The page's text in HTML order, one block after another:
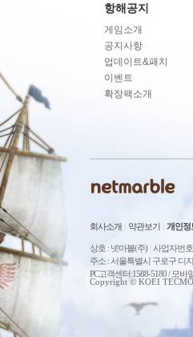
항해공지
게임소개
공지사항
업데이트&패치
이벤트
확장팩소개
회사소개 약관보기 개인정
상호 : 넷마블(주) 사업자번호
주소 : 서울특별시 구로구 디
PC고객센터:1588-5180 / 모
Copyright © KOEI TECMO